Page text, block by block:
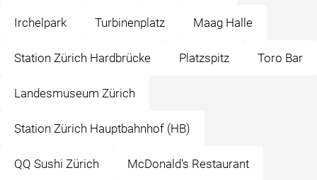
Irchelpark Turbinenplatz Maag Halle
Station Zürich Hardbrücke Platzspitz Toro Bar
Landesmuseum Zürich
Station Zürich Hauptbahnhof (HB)
QQ Sushi Zürich McDonald's Restaurant